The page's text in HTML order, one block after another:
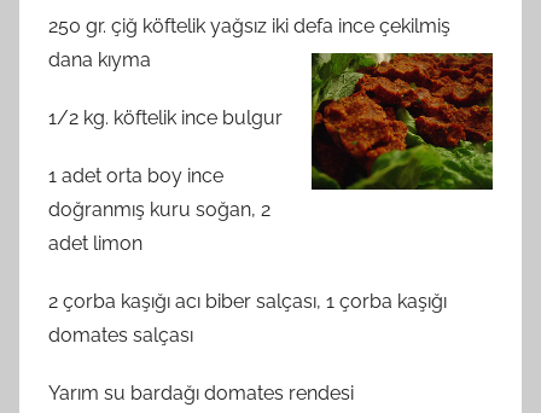
250 gr. çiğ köftelik yağsız iki defa ince çekilmiş
dana kıyma
1/2 kg. köftelik ince bulgur
1 adet orta boy ince
doğranmış kuru soğan, 2
adet limon
2 çorba kaşığı acı biber salçası, 1 çorba kaşığı
domates salçası
Yarım su bardağı domates rendesi